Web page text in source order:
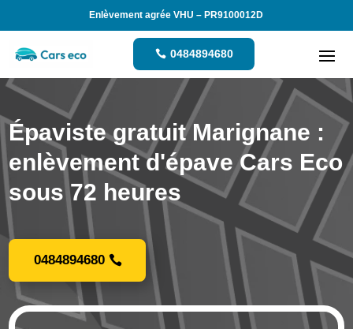
Enlèvement agrée VHU – PR9100012D
0484894680
Épaviste gratuit Marignane :
enlèvement d'épave Cars Eco
sous 72 heures
0484894680